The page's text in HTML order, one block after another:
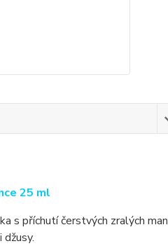
25 ml
s příchutí čerstvých zralých